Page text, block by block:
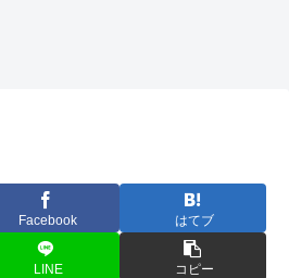
Facebook はてブ
LINE コピー